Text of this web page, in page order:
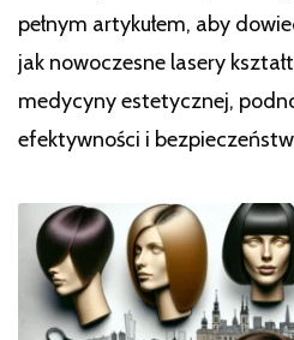
pełnym artykułem, aby
jak nowoczesne lasery
medycyny estetycznej,
efektywności i